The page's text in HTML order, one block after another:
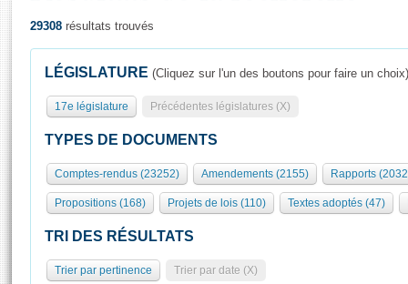
Présidence
577 députés
Groupes politiques
Séance publique
Commissions et autres organes
Europe et International
Pétitions
Rôle et pouvoirs de l'Assemblée
Organisation de l'Assemblée
Présidence Conférence des Présidents Bureau Collège des
Statistiques et chiffres clés
Visiter l'Assemblée
Visite virtuelle du palais Bourbon
Assister à une séance
29308 résultats trouvés
LÉGISLATURE (Cliquez sur l'un des boutons pour faire un choix)
17e législature Précédentes législatures (X)
TYPES DE DOCUMENTS
Comptes-rendus (23252) Amendements (2155) Rapports
Propositions (168) Projets de lois (110) Textes adoptés (47)
TRI DES RÉSULTATS
Trier par pertinence Trier par date (X)